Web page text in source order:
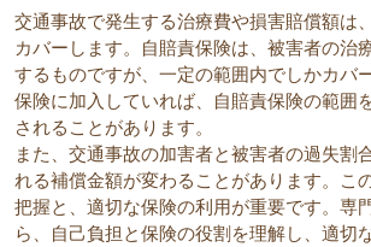
交通事故で発生する治療費や損害賠償額は
カバーします。自賠責保険は、被害者の治
するものですが、一定の範囲内でしかカバ
保険に加入していれば、自賠責保険の範囲
されることがあります。
また、交通事故の加害者と被害者の過失割
れる補償金額が変わることがあります。こ
把握と、適切な保険の利用が重要です。専
ら、自己負担と保険の役割を理解し、適切